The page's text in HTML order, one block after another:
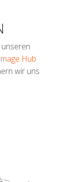
Hub
wir uns